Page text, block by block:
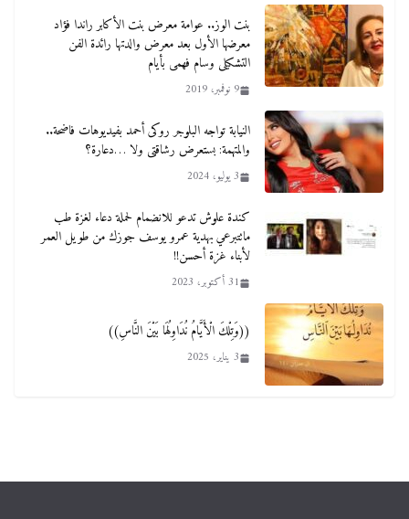
بنت الوز.. عوامة معرض بنت الأكابر راندا فؤاد
معرضها الأول بعد معرض والدتها رائدة الفن
التشكيلى وسام فهمى بأيام
9 نوفمبر، 2019
النيابة تواجه البلوجر روكى أحمد بفيديوهات فاضحة..
والمتهمة: بستعرض رشاقتى ولا …دعارة؟
3 يوليو، 2024
كندة علوش تدعو للانضمام لحملة دعاء لغزة طب
ماتتبرعي بهدية عمرو يوسف جوزك من طويل العمر
لأبناء غزة أحسن!!
31 أكتوبر، 2023
((وَتِلْكَ الْأَيَّامُ نُدَاوِلُهَا بَيْنَ النَّاسِ))
3 يناير، 2025